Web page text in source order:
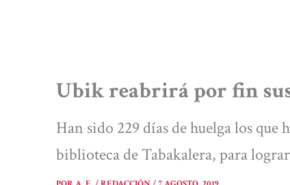
Ubik reabrirá por fin
Han sido 229 días de huelga los
biblioteca de Tabakalera, para